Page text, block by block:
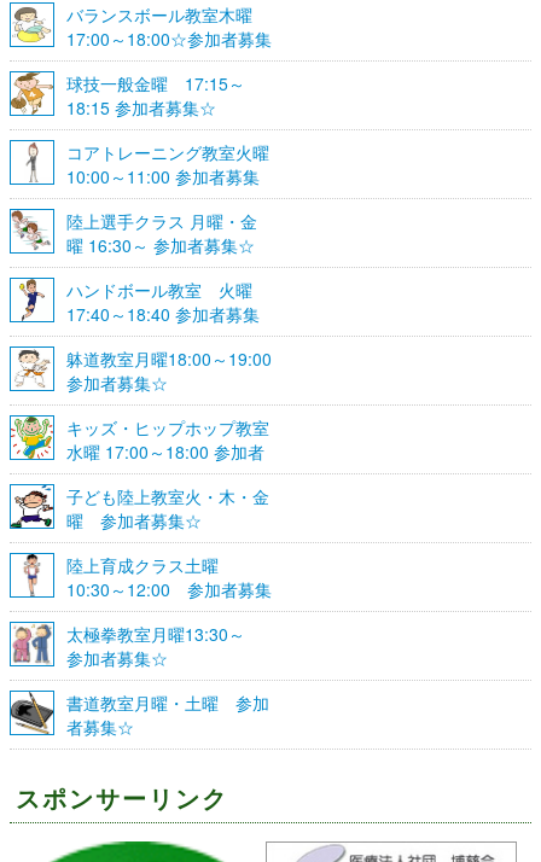
バランスボール教室木曜
17:00～18:00☆参加者募集
☆
球技一般金曜 17:15～
18:15 参加者募集☆
コアトレーニング教室火曜
10:00～11:00 参加者募集
陸上選手クラス 月曜・金
曜 16:30～ 参加者募集☆
ハンドボール教室 火曜
17:40～18:40 参加者募集
☆
躰道教室月曜18:00～19:00
参加者募集☆
キッズ・ヒップホップ教室
水曜 17:00～18:00 参加者
募集☆
子ども陸上教室火・木・金
曜 参加者募集☆
陸上育成クラス土曜
10:30～12:00 参加者募集
☆
太極拳教室月曜13:30～
参加者募集☆
書道教室月曜・土曜 参加
者募集☆
スポンサーリンク